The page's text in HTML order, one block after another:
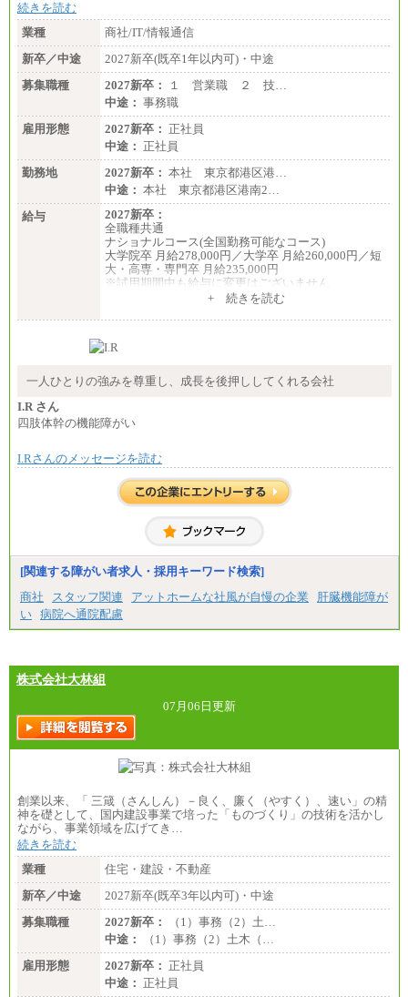
続きを読む
業種
商社/IT/情報通信
新卒／中途
2027新卒(既卒1年以内可)・中途
募集職種
2027新卒：
１ 営業職 ２ 技…
中途： 事務職
雇用形態
2027新卒： 正社員
中途： 正社員
勤務地
2027新卒： 本社 東京都港区港…
中途： 本社 東京都港区港南2…
給与
2027新卒：
全職種共通
ナショナルコース(全国勤務可能なコース)
大学院卒 月給278,000円／大学卒 月給260,000円／短
大・高専・専門卒 月給235,000円
※試用期間中も給与に変更はございません
大学院卒 月給264,000円／大学卒 月給250,000円／短
※試用期間中も給与に変更はございません
月給：250,000円～400,000円
+ 続きを読む
一人ひとりの強みを尊重し、成長を後押ししてくれる会社
I.R さん
四肢体幹の機能障がい
I.Rさんのメッセージを読む
[関連する障がい者求人・採用キーワード検索]
商社
スタッフ関連 アットホームな社風が自慢の企業
肝臓機能障が
い 病院へ通院配慮
株式会社大林組
07月06日更新
創業以来、「 三箴（さんしん）－良く、廉く（やすく）、速い」の精
神を礎として、国内建設事業で培った「ものづくり」の技術を活かし
ながら、事業領域を広げてき…
続きを読む
業種
住宅・建設・不動産
新卒／中途
2027新卒(既卒3年以内可)・中途
募集職種
2027新卒：
（1）事務（2）土…
中途：
（1）事務（2）土木（…
雇用形態
2027新卒： 正社員
中途： 正社員